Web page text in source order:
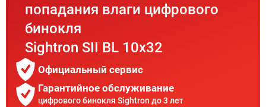
попадания влаги цифрового
бинокля
Sightron SII BL 10x32
Официальный сервис
Гарантийное обслуживание
цифрового бинокля Sightron до 3 лет